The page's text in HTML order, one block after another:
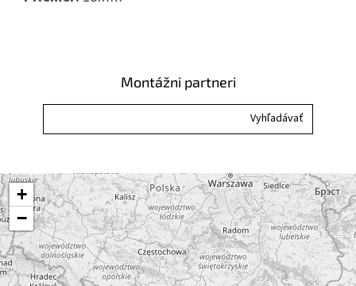
Montážni partneri
+
−